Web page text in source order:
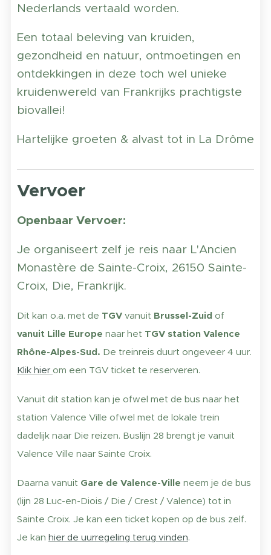
Nederlands vertaald worden.
Een totaal beleving van kruiden,
gezondheid en natuur, ontmoetingen en
ontdekkingen in deze toch wel unieke
kruidenwereld van Frankrijks prachtigste
biovallei!
Hartelijke groeten & alvast tot in La Drôme
Vervoer
Openbaar Vervoer:
Je organiseert zelf je reis naar L'Ancien
Monastère de Sainte-Croix, 26150 Sainte-
Croix, Die, Frankrijk.
Dit kan o.a. met de TGV vanuit Brussel-Zuid of
vanuit Lille Europe naar het TGV station Valence
Rhône-Alpes-Sud. De treinreis duurt ongeveer 4 uur.
Klik hier om een TGV ticket te reserveren.
Vanuit dit station kan je ofwel met de bus naar het
station Valence Ville ofwel met de lokale trein
dadelijk naar Die reizen. Buslijn 28 brengt je vanuit
Valence Ville naar Sainte Croix.
Daarna vanuit Gare de Valence-Ville neem je de bus
(lijn 28 Luc-en-Diois / Die / Crest / Valence) tot in
Sainte Croix. Je kan een ticket kopen op de bus zelf.
Je kan hier de uurregeling terug vinden.